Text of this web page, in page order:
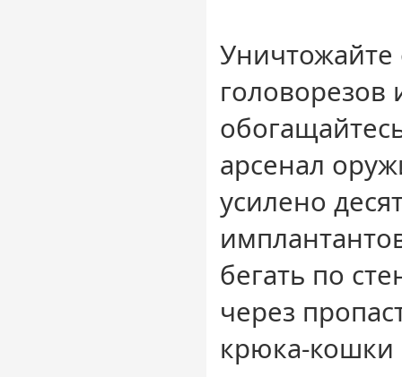
головорезов
арсенал
усилено
бегать по
через
крюка-